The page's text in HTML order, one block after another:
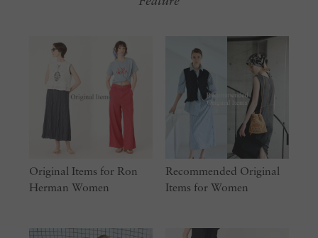
Original Items for Ron
Herman Women
Recommended Original
Items for Women